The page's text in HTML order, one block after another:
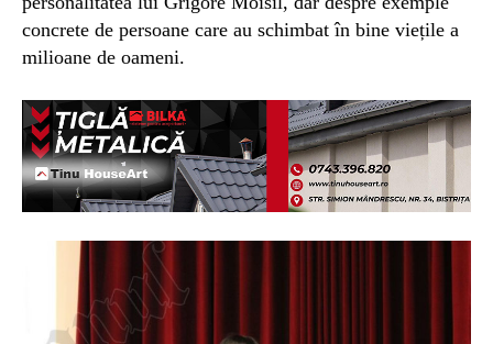
concrete de persoane care au schimbat în bine viețile a
milioane de oameni.